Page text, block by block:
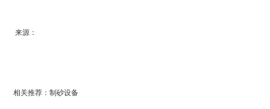
来源：
相关推荐：制砂设备